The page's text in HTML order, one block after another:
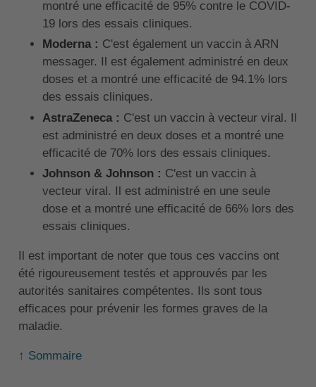
montré une efficacité de 95% contre le COVID-
19 lors des essais cliniques.
Moderna : C'est également un vaccin à ARN
messager. Il est également administré en deux
doses et a montré une efficacité de 94.1% lors
des essais cliniques.
AstraZeneca : C'est un vaccin à vecteur viral. Il
est administré en deux doses et a montré une
efficacité de 70% lors des essais cliniques.
Johnson & Johnson : C'est un vaccin à
vecteur viral. Il est administré en une seule
dose et a montré une efficacité de 66% lors des
essais cliniques.
Il est important de noter que tous ces vaccins ont
été rigoureusement testés et approuvés par les
autorités sanitaires compétentes. Ils sont tous
efficaces pour prévenir les formes graves de la
maladie.
↑ Sommaire